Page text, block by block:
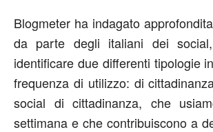
Blogmeter ha indagato
da parte degli italiani dei
identificare due differenti tipologie
frequenza di utilizzo: di
social di cittadinanza, che
settimana e che contribuiscono a